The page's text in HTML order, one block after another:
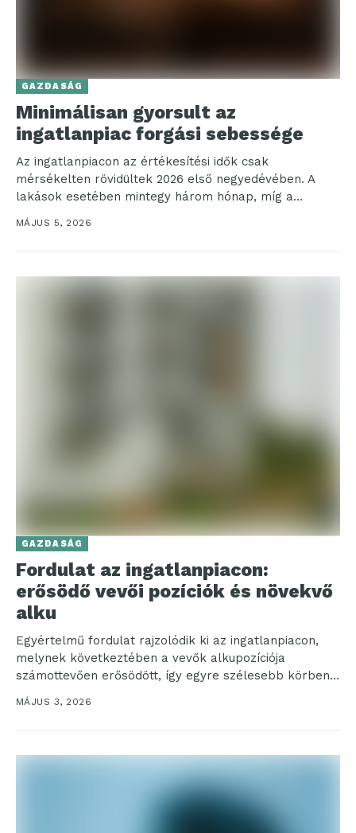
GAZDASÁG
Minimálisan gyorsult az
ingatlanpiac forgási sebessége
Az ingatlanpiacon az értékesítési idők csak
mérsékelten rövidültek 2026 első negyedévében. A
lakások esetében mintegy három hónap, míg a
házaknál fél évnél hosszabb...
MÁJUS 5, 2026
GAZDASÁG
Fordulat az ingatlanpiacon:
erősödő vevői pozíciók és növekvő
alku
Egyértelmű fordulat rajzolódik ki az ingatlanpiacon,
melynek következtében a vevők alkupozíciója
számottevően erősödött, így egyre szélesebb körben
Mindhárom...
MÁJUS 3, 2026